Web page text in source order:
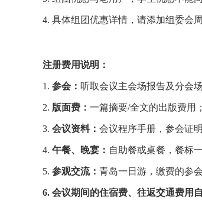
4. 具体组团优惠详情，请添加组委会
注册费用说明：
1. 参会： 听取会议主会场报告及分会
2. 版面费： 一篇摘要/全文的出版费用；
3. 会议资料： 会议程序手册，参会证明
4. 午餐、晚宴： 自助餐或桌餐，餐标
5. 参观交流： 青岛一日游，缴费的参
6. 会议期间的住宿费、往返交通费用自